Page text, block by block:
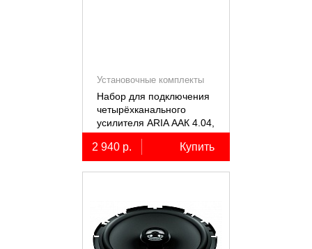
Установочные комплекты
(КИТы)
Набор для подключения
четырёхканального
усилителя ARIA ААК 4.04,
4AWG, miniANL 60А,
омедненный алюминий
(ССА)
2 940 р. Купить